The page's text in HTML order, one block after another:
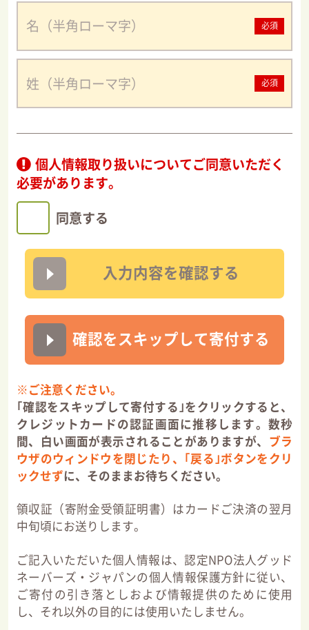
必須
必須
個人情報取り扱いについてご同意いただく
必要があります。
同意する
入力内容を確認する
確認をスキップして寄付する
※ご注意ください。
｢確認をスキップして寄付する｣をクリックすると、
クレジットカードの認証画面に推移します。数秒
間、白い画面が表示されることがありますが、 ブラ
ウザのウィンドウを閉じたり、｢戻る｣ボタンをクリ
ックせずに、そのままお待ちください。
領収証（寄附金受領証明書）はカードご決済の翌月
中旬頃にお送りします。
ご記入いただいた個人情報は、認定NPO法人グッド
ネーバーズ・ジャパンの個人情報保護方針に従い、
ご寄付の引き落としおよび情報提供のために使用
し、それ以外の目的には使用いたしません。